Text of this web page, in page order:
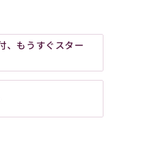
、もうすぐスター